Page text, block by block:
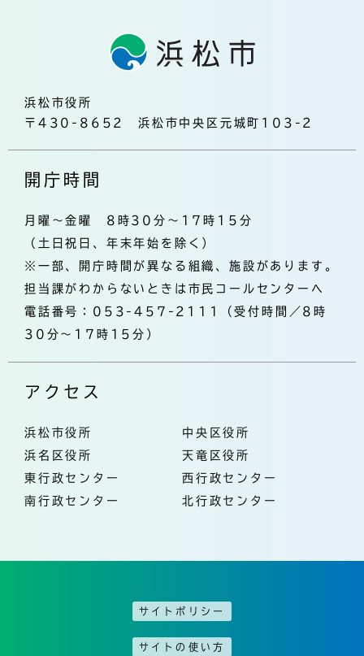
浜松市役所
〒430-8652 浜松市中央区元城町103-2
開庁時間
月曜～金曜 8時30分～17時15分
（土日祝日、年末年始を除く）
※一部、開庁時間が異なる組織、施設があります。
担当課がわからないときは市民コールセンターへ
電話番号：053-457-2111（受付時間／8時
30分～17時15分）
アクセス
浜松市役所
中央区役所
浜名区役所
天竜区役所
東行政センター
西行政センター
南行政センター
北行政センター
サイトポリシー
サイトの使い方